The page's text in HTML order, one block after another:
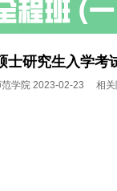
士研究生入学考
范学院 2023-02-23 相关